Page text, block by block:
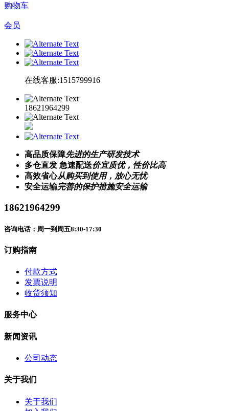
购物车
会员
在线客服:1515799916
18621964299
高品质保障先进的生产研发技术
多仓直发 急速配送价宜质优，性价比高
高效省心从购买到使用，放心无忧
安全运输完善的保护措施安全运输
18621964299
咨询电话：周一到周五8:30-17:30
订购指南
付款方式
发票说明
收货须知
服务中心
新闻资讯
公司动态
关于我们
关于我们